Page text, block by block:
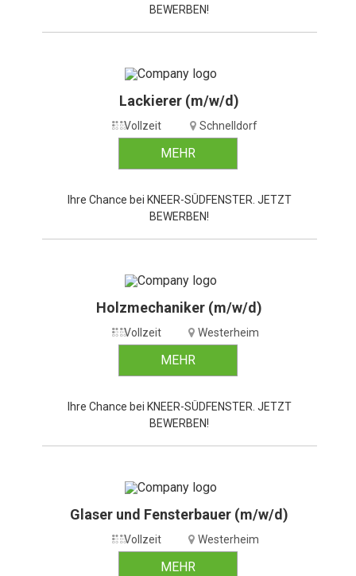
BEWERBEN!
Lackierer (m/w/d)
Vollzeit Schnelldorf
MEHR
Ihre Chance bei KNEER-SÜDFENSTER. JETZT
BEWERBEN!
Holzmechaniker (m/w/d)
Vollzeit Westerheim
MEHR
Ihre Chance bei KNEER-SÜDFENSTER. JETZT
BEWERBEN!
Glaser und Fensterbauer (m/w/d)
Vollzeit Westerheim
MEHR